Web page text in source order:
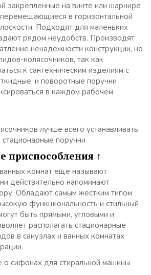
закрепленные на винте или шарнире
в горизонтальной
Подходят для маленьких
рядом неудобств. Производят
ненадежности конструкции, но
колясочников, так как
к сантехническим изделиям с
и поворотные поручни
в каждом рабочем
лучше всего устанавливать
поручни
приспособления ↑
комнат еще называют
действительно напоминают
Обладают самым жестким типом
функциональность и стильный
быть прямыми, угловыми и
располагать стационарные
в санузлах и ванных комнатах
сифонах для стиральной машины